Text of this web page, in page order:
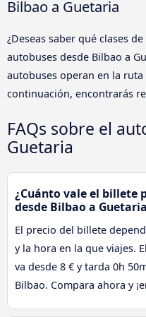
Bilbao a Guetaria
¿Deseas saber qué clases
autobuses desde Bilbao a
autobuses operan en la ruta
continuación, encontrarás
FAQs sobre el
Guetaria
¿Cuánto vale el billete
desde Bilbao a
El precio del billete
y la hora en la que viajes.
va desde 8 € y tarda 0h
Bilbao. Compara ahora y